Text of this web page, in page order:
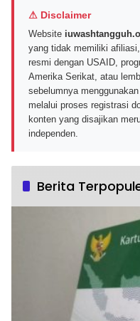
⚠ Disclaimer
Website
yang tidak memiliki
resmi dengan USAID,
Amerika Serikat, atau
sebelumnya
melalui proses registrasi
konten yang disajikan
independen.
Berita